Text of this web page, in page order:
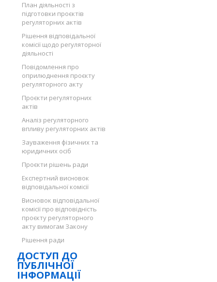
План діяльності з
підготовки проєктів
регуляторних актів
Рішення відповідальної
комісії щодо регуляторної
діяльності
Повідомлення про
оприлюднення проєкту
регуляторного акту
Проєкти регуляторних
актів
Аналіз регуляторного
впливу регуляторних актів
Зауваження фізичних та
юридичних осіб
Проєкти рішень ради
Експертний висновок
відповідальної комісії
Висновок відповідальної
комісії про відповідність
проєкту регуляторного
акту вимогам Закону
Рішення ради
ДОСТУП ДО
ПУБЛІЧНОЇ
ІНФОРМАЦІЇ